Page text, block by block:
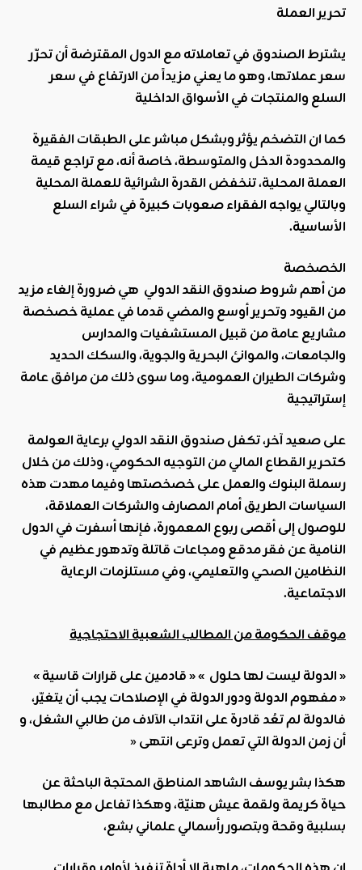
تحرير العملة
يشترط الصندوق في تعاملاته مع الدول المقترضة أن تحرّر
سعر عملاتها، وهو ما يعني مزيداً من الارتفاع في سعر
السلع والمنتجات في الأسواق الداخلية
كما ان التضخم يؤثر وبشكل مباشر على الطبقات الفقيرة
والمحدودة الدخل والمتوسطة، خاصة أنه، مع تراجع قيمة
العملة المحلية، تنخفض القدرة الشرائية للعملة المحلية
وبالتالي يواجه الفقراء صعوبات كبيرة في شراء السلع
الأساسية.
الخصخصة
من أهم شروط صندوق النقد الدولي هي ضرورة إلغاء مزيد
من القيود وتحرير أوسع والمضي قدما في عملية خصخصة
مشاريع عامة من قبيل المستشفيات والمدارس
والجامعات، والموانئ البحرية والجوية، والسكك الحديد
وشركات الطيران العمومية، وما سوى ذلك من مرافق عامة
إستراتيجية
على صعيد آخر، تكفل صندوق النقد الدولي برعاية العولمة
كتحرير القطاع المالي من التوجيه الحكومي، وذلك من خلال
رسملة البنوك والعمل على خصخصتها وفيما مهدت هذه
السياسات الطريق أمام المصارف والشركات العملاقة،
للوصول إلى أقصى ربوع المعمورة، فإنها أسفرت في الدول
النامية عن فقر مدقع ومجاعات قاتلة وتدهور عظيم في
النظامين الصحي والتعليمي، وفي مستلزمات الرعاية
الاجتماعية.
موقف الحكومة من المطالب الشعبية الاحتجاجية
« الدولة ليست لها حلول »« قادمين على قرارات قاسية »
«مفهوم الدولة ودور الدولة في الإصلاحات يجب أن يتغيّر،
فالدولة لم تعُد قادرة على انتداب الآلاف من طالبي الشغل، و
أن زمن الدولة التي تعمل وترعى انتهى«
هكذا بشر يوسف الشاهد المناطق المحتجة الباحثة عن
حياة كريمة ولقمة عيش هنيّة، وهكذا تفاعل مع مطالبها
بسلبية وقحة وبتصور رأسمالي علماني بشع،